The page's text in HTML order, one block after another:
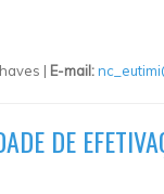
| E-mail:
DE